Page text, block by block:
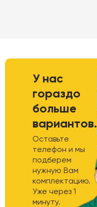
У нас
гораздо
больше
вариантов.
Оставьте
телефон и мы
подберем
нужную Вам
комплектацию.
Уже через 1
минуту.